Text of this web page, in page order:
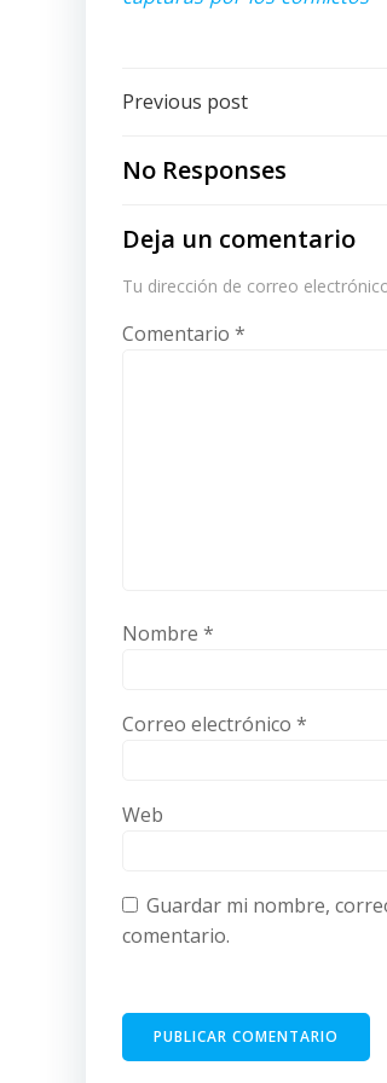
Post
navigation
Previous post
No Responses
Deja un comentario
Tu dirección de correo
Comentario *
Nombre *
Correo electrónico *
Web
Guardar mi nombre,
comentario.